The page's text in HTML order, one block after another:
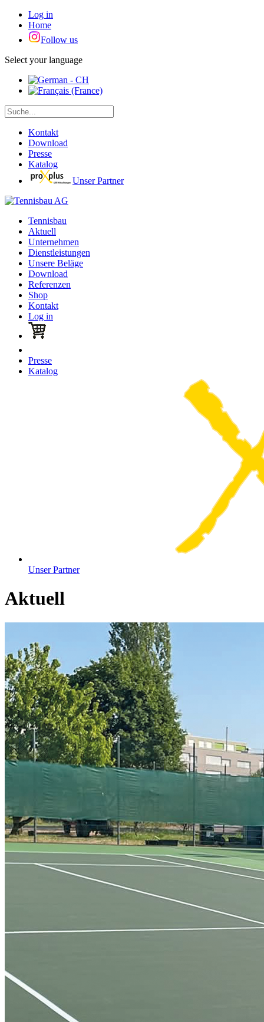
Log in
Home
Follow us
Select your language
Kontakt
Download
Presse
Katalog
Unser Partner
Tennisbau
Aktuell
Unternehmen
Dienstleistungen
Unsere Beläge
Download
Referenzen
Shop
Kontakt
Log in
Presse
Katalog
Unser Partner
Aktuell